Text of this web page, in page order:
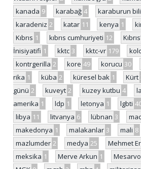
kanada 9 karabağ 4 karaburun
karadeniz 2 katar 11 kenya 1
Kıbrıs 1 kıbrıs cumhuriyeti 12
İnisiyatifi 1 kktc 3 kktc-vr 179
kontrgerilla 2 kore 49 korucu 30
rika 1 küba 2 küresel bak 1 Kürt
günü 2 kuveyt 2 kuzey kutbu 4
amerika 1 ldp 1 letonya 1 lgbti
libya 11 litvanya 6 lübnan 3
makedonya 1 malakanlar 3 mali 8
mazlumder 2 medya 25 Mehmet
meksika 1 Merve Arkun 1